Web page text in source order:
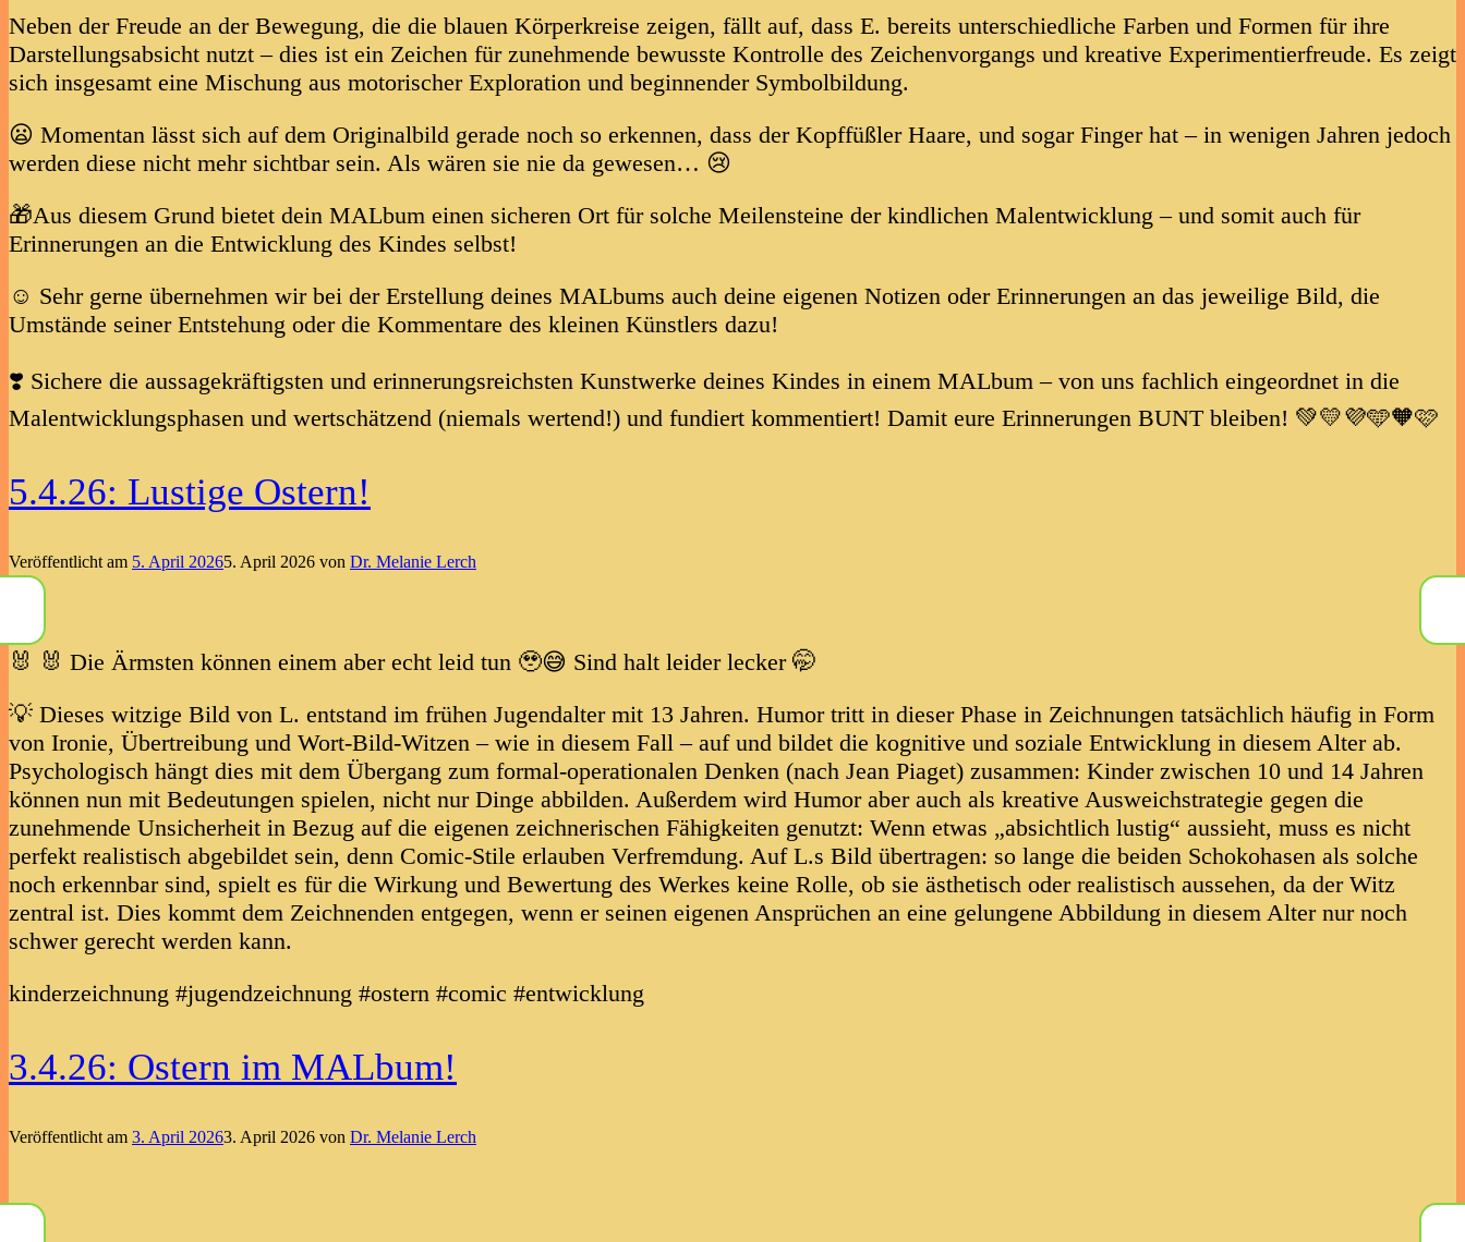
Neben der Freude an der Bewegung, die die blauen Körperkreise zeigen, fällt auf, dass E. bereits unterschiedliche Farben und Formen für ihre
Darstellungsabsicht nutzt – dies ist ein Zeichen für zunehmende bewusste Kontrolle des Zeichenvorgangs und kreative Experimentierfreude. Es zeigt
sich insgesamt eine Mischung aus motorischer Exploration und beginnender Symbolbildung.
😦 Momentan lässt sich auf dem Originalbild gerade noch so erkennen, dass der Kopffüßler Haare, und sogar Finger hat – in wenigen Jahren jedoch
werden diese nicht mehr sichtbar sein. Als wären sie nie da gewesen… 😢
🎁Aus diesem Grund bietet dein MALbum einen sicheren Ort für solche Meilensteine der kindlichen Malentwicklung – und somit auch für
Erinnerungen an die Entwicklung des Kindes selbst!
☺️ Sehr gerne übernehmen wir bei der Erstellung deines MALbums auch deine eigenen Notizen oder Erinnerungen an das jeweilige Bild, die
Umstände seiner Entstehung oder die Kommentare des kleinen Künstlers dazu!
❣️ Sichere die aussagekräftigsten und erinnerungsreichsten Kunstwerke deines Kindes in einem MALbum – von uns fachlich eingeordnet in die
Malentwicklungsphasen und wertschätzend (niemals wertend!) und fundiert kommentiert! Damit eure Erinnerungen BUNT bleiben! 💚💛💜🩵🧡🩷
5.4.26: Lustige Ostern!
Veröffentlicht am 5. April 20265. April 2026 von Dr. Melanie Lerch
🐰 🐰 Die Ärmsten können einem aber echt leid tun 🥹😅 Sind halt leider lecker 🤭
💡 Dieses witzige Bild von L. entstand im frühen Jugendalter mit 13 Jahren. Humor tritt in dieser Phase in Zeichnungen tatsächlich häufig in Form
von Ironie, Übertreibung und Wort-Bild-Witzen – wie in diesem Fall – auf und bildet die kognitive und soziale Entwicklung in diesem Alter ab.
Psychologisch hängt dies mit dem Übergang zum formal-operationalen Denken (nach Jean Piaget) zusammen: Kinder zwischen 10 und 14 Jahren
können nun mit Bedeutungen spielen, nicht nur Dinge abbilden. Außerdem wird Humor aber auch als kreative Ausweichstrategie gegen die
zunehmende Unsicherheit in Bezug auf die eigenen zeichnerischen Fähigkeiten genutzt: Wenn etwas „absichtlich lustig“ aussieht, muss es nicht
perfekt realistisch abgebildet sein, denn Comic-Stile erlauben Verfremdung. Auf L.s Bild übertragen: so lange die beiden Schokohasen als solche
noch erkennbar sind, spielt es für die Wirkung und Bewertung des Werkes keine Rolle, ob sie ästhetisch oder realistisch aussehen, da der Witz
zentral ist. Dies kommt dem Zeichnenden entgegen, wenn er seinen eigenen Ansprüchen an eine gelungene Abbildung in diesem Alter nur noch
schwer gerecht werden kann.
kinderzeichnung #jugendzeichnung #ostern #comic #entwicklung
3.4.26: Ostern im MALbum!
Veröffentlicht am 3. April 20263. April 2026 von Dr. Melanie Lerch